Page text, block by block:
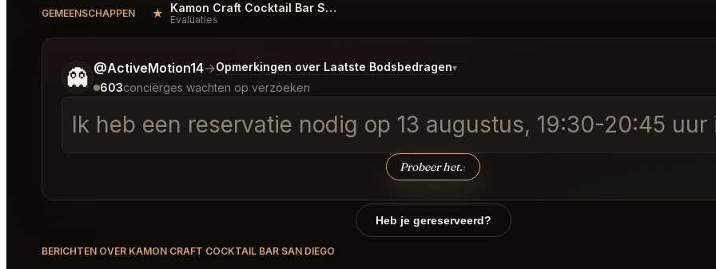
GEMEENSCHAPPEN ★ Kamon Craft Cocktail Bar San Diego Reviews
Evaluaties
👻 @ActiveMotion14→Opmerkingen over Laatste Bodsbedragen▾
603conciërges wachten op verzoeken
Ik heb een reservatie nodig op 13 augustus, 19:30-20:45 uur
Probeer het.↑
Vertel me wat je wilt.
Heb je gereserveerd?
BERICHTEN OVER KAMON CRAFT COCKTAIL BAR SAN DIEGO